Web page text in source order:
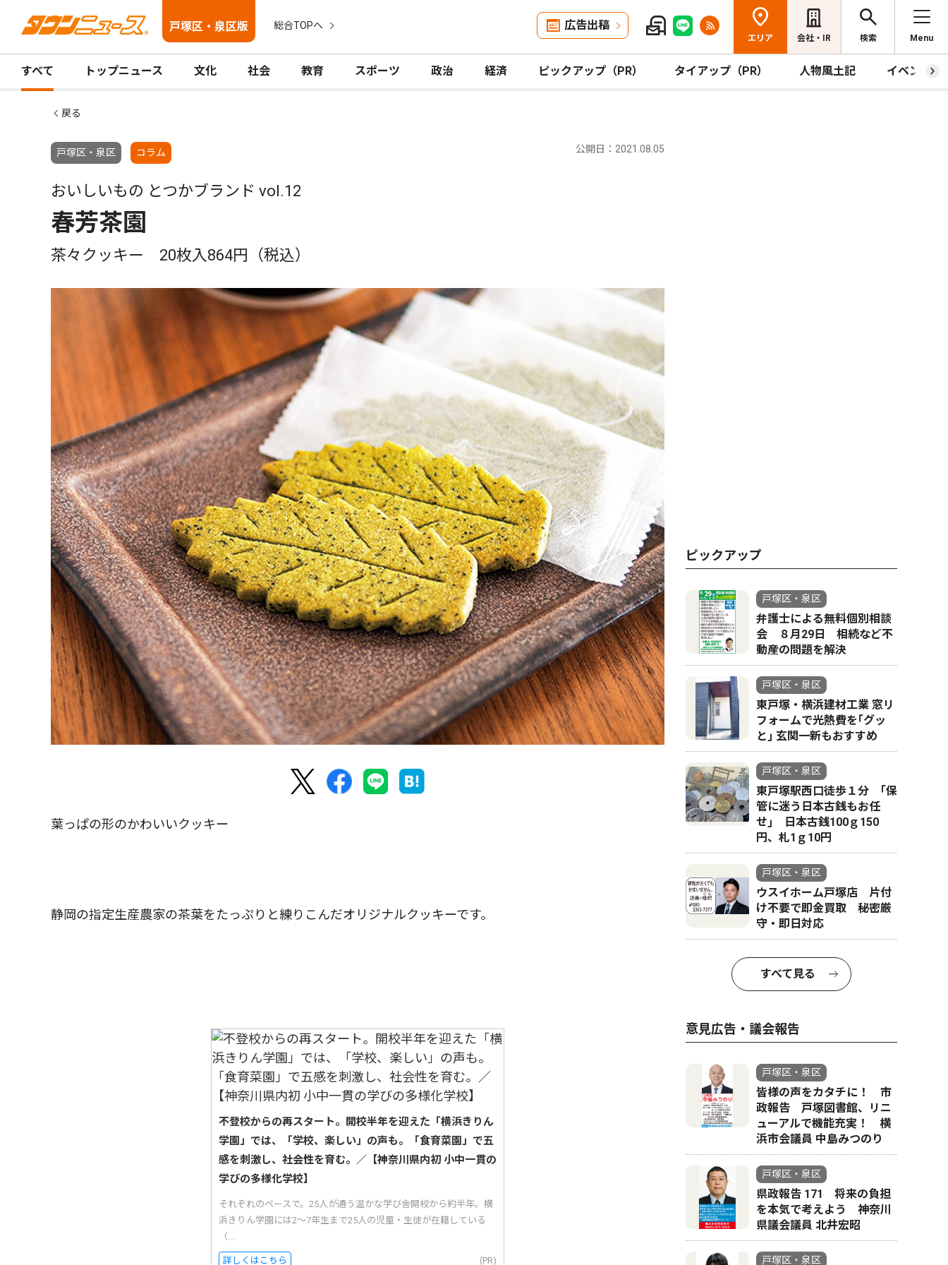
戸塚区・泉区版 総合TOPへ 広告出稿
エリア 会社・IR 検索 Menu
すべて トップニュース 文化 社会 教育 スポーツ 政治 経済 ピックアップ（PR） タイアップ（PR） 人物風土記 イベント
戻る
戸塚区・泉区 コラム 公開日：2021.08.05
おいしいもの とつかブランド vol.12
春芳茶園
茶々クッキー 20枚入864円（税込）
葉っぱの形のかわいいクッキー
静岡の指定生産農家の茶葉をたっぷりと練りこんだオリジナルクッキーです。
不登校からの再スタート。開校半年を迎えた「横浜きりん
学園」では、「学校、楽しい」の声も。「食育菜園」で五
感を刺激し、社会性を育む。／【神奈川県内初 小中一貫の
学びの多様化学校】
それぞれのペースで。25人が通う温かな学び舎開校から約半年。横
浜きりん学園には2〜7年生まで25人の児童・生徒が在籍している
（...
詳しくはこちら (PR)
ピックアップ
戸塚区・泉区
弁護士による無料個別相談
会 ８月29日 相続など不
動産の問題を解決
戸塚区・泉区
東戸塚・横浜建材工業 窓リ
フォームで光熱費を｢グッ
と｣ 玄関一新もおすすめ
戸塚区・泉区
東戸塚駅西口徒歩１分 ｢保
管に迷う日本古銭もお任
せ｣ 日本古銭100ｇ150
円、札1ｇ10円
戸塚区・泉区
ウスイホーム戸塚店 片付
け不要で即金買取 秘密厳
守・即日対応
すべて見る
意見広告・議会報告
戸塚区・泉区
皆様の声をカタチに！ 市
政報告 戸塚図書館、リニ
ューアルで機能充実！ 横
浜市会議員 中島みつのり
戸塚区・泉区
県政報告 171 将来の負担
を本気で考えよう 神奈川
県議会議員 北井宏昭
戸塚区・泉区